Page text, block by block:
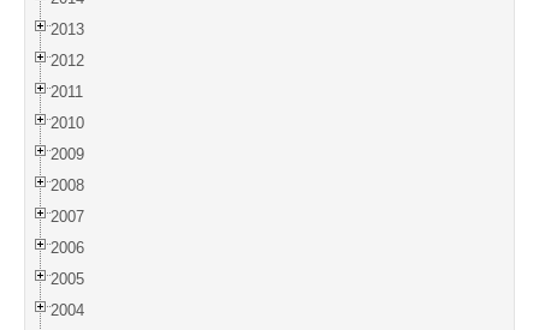
2013
2012
2011
2010
2009
2008
2007
2006
2005
2004